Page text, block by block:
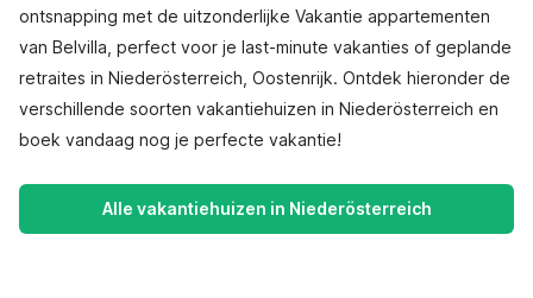
ontsnapping met de uitzonderlijke Vakantie appartementen
van Belvilla, perfect voor je last-minute vakanties of geplande
retraites in Niederösterreich, Oostenrijk. Ontdek hieronder de
verschillende soorten vakantiehuizen in Niederösterreich en
boek vandaag nog je perfecte vakantie!
Alle vakantiehuizen in Niederösterreich